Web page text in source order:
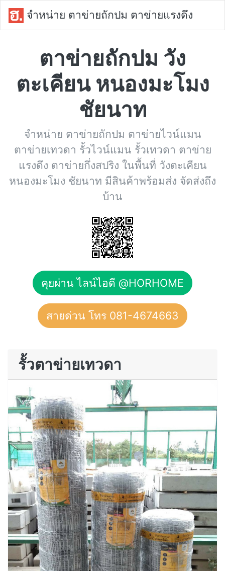
จำหน่าย ตาข่ายถักปม ตาข่ายแรงดึง
ตาข่ายถักปม วัง
ตะเคียน หนองมะโมง
ชัยนาท
จำหน่าย ตาข่ายถักปม ตาข่ายไวน์แมน
ตาข่ายเทวดา รั้วไวน์แมน รั้วเทวดา ตาข่าย
แรงดึง ตาข่ายกึ่งสปริง ในพื้นที่ วังตะเคียน
หนองมะโมง ชัยนาท มีสินค้าพร้อมส่ง จัดส่งถึง
บ้าน
คุยผ่าน ไลน์ไอดี @HORHOME
สายด่วน โทร 081-4674663
รั้วตาข่ายเทวดา